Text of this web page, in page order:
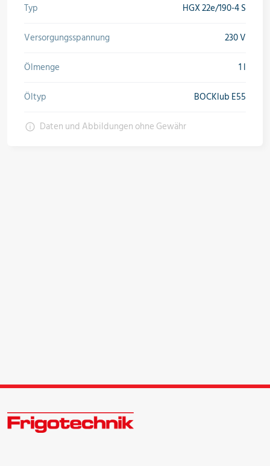
Typ
HGX 22e/190-4 S
Versorgungsspannung
230 V
Ölmenge
1 l
Öltyp
BOCKlub E55
Daten und Abbildungen ohne Gewähr